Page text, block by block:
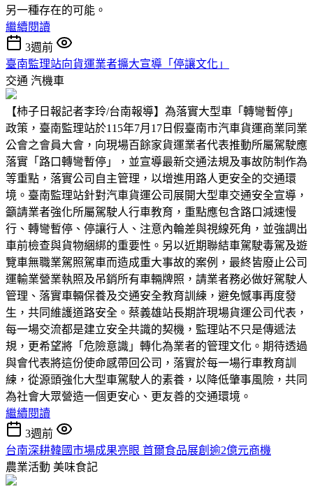
另一種存在的可能。
繼續閱讀
3週前
臺南監理站向貨運業者擴大宣導「停讓文化」
交通 汽機車
【柿子日報記者李玲/台南報導】為落實大型車「轉彎暫停」
政策，臺南監理站於115年7月17日假臺南市汽車貨運商業同業
公會之會員大會，向現場百餘家貨運業者代表推動所屬駕駛應
落實「路口轉彎暫停」，並宣導最新交通法規及事故防制作為
等重點，落實公司自主管理，以增進用路人更安全的交通環
境。臺南監理站針對汽車貨運公司展開大型車交通安全宣導，
籲請業者強化所屬駕駛人行車教育，重點應包含路口減速慢
行、轉彎暫停、停讓行人、注意內輪差與視線死角，並強調出
車前檢查與貨物綑綁的重要性。另以近期聯結車駕駛毒駕及遊
覽車無職業駕照駕車而造成重大事故的案例，最終皆廢止公司
運輸業營業執照及吊銷所有車輛牌照，請業者務必做好駕駛人
管理、落實車輛保養及交通安全教育訓練，避免憾事再度發
生，共同維護道路安全。蔡義雄站長期許現場貨運公司代表，
每一場交流都是建立安全共識的契機，監理站不只是傳遞法
規，更希望將「危險意識」轉化為業者的管理文化。期待透過
與會代表將這份使命感帶回公司，落實於每一場行車教育訓
練，從源頭強化大型車駕駛人的素養，以降低肇事風險，共同
為社會大眾營造一個更安心、更友善的交通環境。
繼續閱讀
3週前
台南深耕韓國市場成果亮眼 首爾食品展創逾2億元商機
農業活動 美味食記